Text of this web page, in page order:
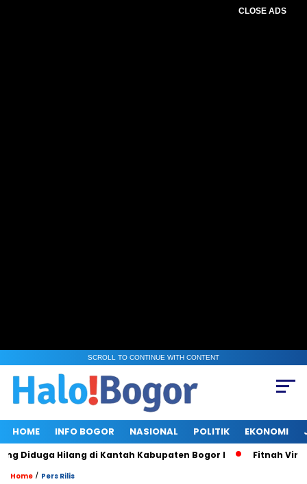
CLOSE ADS
SCROLL TO CONTINUE WITH CONTENT
HOME INFO BOGOR NASIONAL POLITIK EKONOMI
Hilang di Kantah Kabupaten Bogor I Fitnah Viral di
Home / Pers Rilis